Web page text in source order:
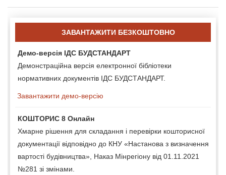
ЗАВАНТАЖИТИ БЕЗКОШТОВНО
Демо-версія ІДС БУДСТАНДАРТ
Демонстраційна версія електронної бібліотеки
нормативних документів ІДС БУДСТАНДАРТ.
Завантажити демо-версію
КОШТОРИС 8 Онлайн
Хмарне рішення для складання і перевірки кошторисної
документації відповідно до КНУ «Настанова з визначення
вартості будівництва», Наказ Мінрегіону від 01.11.2021
№281 зі змінами.